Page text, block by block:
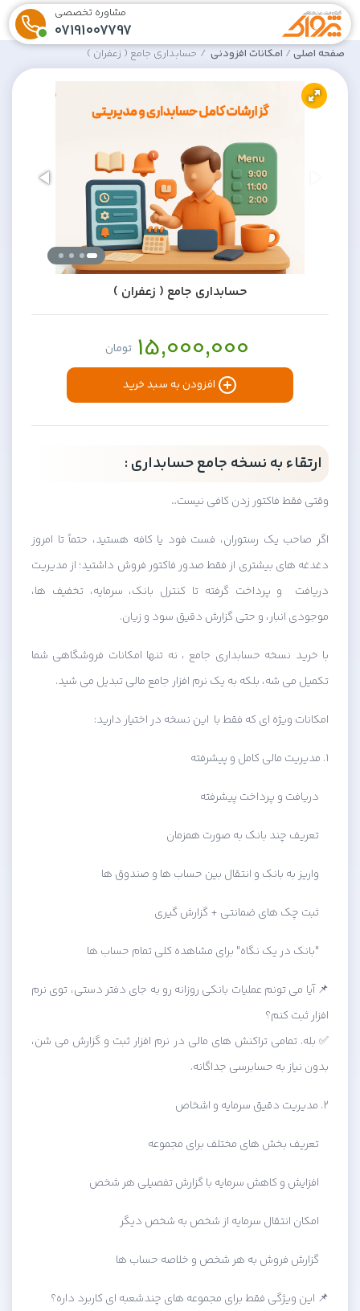
مشاوره تخصصی
07191007797
صفحه اصلی امکانات افزودنی حسابداری جامع ( زعفران )
حسابداری جامع ( زعفران )
تومان
ارتقاء به نسخه جامع حسابداری :
وقتی فقط فاکتور زدن کافی نیست…
اگر صاحب یک رستوران، فست فود یا کافه هستید، حتماً تا امروز
دغدغه های بیشتری از فقط صدور فاکتور فروش داشتید؛ از مدیریت
دریافت و پرداخت گرفته تا کنترل بانک، سرمایه، تخفیف ها،
موجودی انبار، و حتی گزارش دقیق سود و زیان.
با خرید نسخه حسابداری جامع ، نه تنها امکانات فروشگاهی شما
تکمیل می شه، بلکه به یک نرم افزار جامع مالی تبدیل می شید.
امکانات ویژه ای که فقط با این نسخه در اختیار دارید:
۱. مدیریت مالی کامل و پیشرفته
دریافت و پرداخت پیشرفته
تعریف چند بانک به صورت همزمان
واریز به بانک و انتقال بین حساب ها و صندوق ها
ثبت چک های ضمانتی + گزارش گیری
"بانک در یک نگاه" برای مشاهده کلی تمام حساب ها
📌 آیا می تونم عملیات بانکی روزانه رو به جای دفتر دستی، توی نرم
افزار ثبت کنم؟
✅ بله. تمامی تراکنش های مالی در نرم افزار ثبت و گزارش می شن،
بدون نیاز به حسابرسی جداگانه.
۲. مدیریت دقیق سرمایه و اشخاص
تعریف بخش های مختلف برای مجموعه
افزایش و کاهش سرمایه با گزارش تفصیلی هر شخص
امکان انتقال سرمایه از شخص به شخص دیگر
گزارش فروش به هر شخص و خلاصه حساب ها
📌 این ویژگی فقط برای مجموعه های چندشعبه ای کاربرد داره؟